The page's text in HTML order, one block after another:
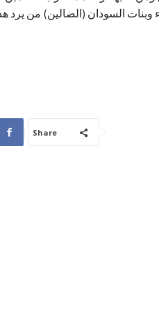
وبنات السودان (الضالين) من يرد
Share